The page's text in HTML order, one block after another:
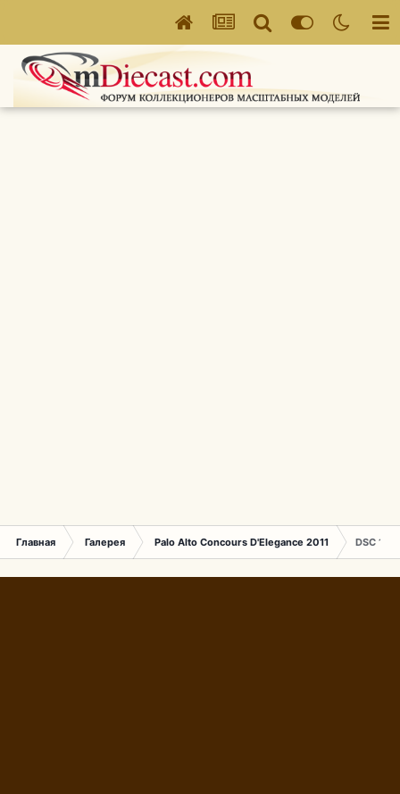
Главная Галерея Palo Alto Concours D'Elegance 2011 DSC 1745